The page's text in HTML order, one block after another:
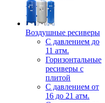
Воздушные ресиверы
С давлением до
11 атм.
Горизонтальные
ресиверы с
плитой
С давлением от
16 до 21 атм.